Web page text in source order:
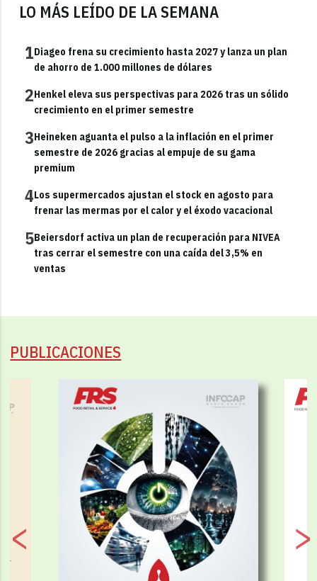
LO MÁS LEÍDO DE LA SEMANA
1Diageo frena su crecimiento hasta 2027 y lanza un plan
de ahorro de 1.000 millones de dólares
2Henkel eleva sus perspectivas para 2026 tras un sólido
crecimiento en el primer semestre
3Heineken aguanta el pulso a la inflación en el primer
semestre de 2026 gracias al empuje de su gama
premium
4Los supermercados ajustan el stock en agosto para
frenar las mermas por el calor y el éxodo vacacional
5Beiersdorf activa un plan de recuperación para NIVEA
tras cerrar el semestre con una caída del 3,5% en
ventas
PUBLICACIONES